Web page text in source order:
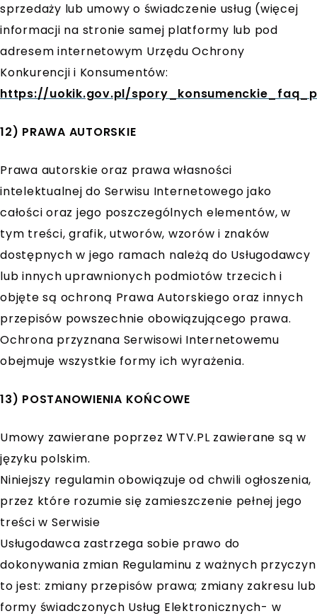
sprzedaży lub umowy o świadczenie usług (więcej
informacji na stronie samej platformy lub pod
adresem internetowym Urzędu Ochrony
Konkurencji i Konsumentów:
https://uokik.gov.pl/
12) PRAWA AUTORSKIE
Prawa autorskie oraz prawa własności
intelektualnej do Serwisu Internetowego jako
całości oraz jego poszczególnych elementów, w
tym treści, grafik, utworów, wzorów i znaków
dostępnych w jego ramach należą do Usługodawcy
lub innych uprawnionych podmiotów trzecich i
objęte są ochroną Prawa Autorskiego oraz innych
przepisów powszechnie obowiązującego prawa.
Ochrona przyznana Serwisowi Internetowemu
obejmuje wszystkie formy ich wyrażenia.
13) POSTANOWIENIA KOŃCOWE
Umowy zawierane poprzez WTV.PL zawierane są w
języku polskim.
Niniejszy regulamin obowiązuje od chwili ogłoszenia,
przez które rozumie się zamieszczenie pełnej jego
treści w Serwisie
Usługodawca zastrzega sobie prawo do
dokonywania zmian Regulaminu z ważnych przyczyn
to jest: zmiany przepisów prawa; zmiany zakresu lub
formy świadczonych Usług Elektronicznych- w